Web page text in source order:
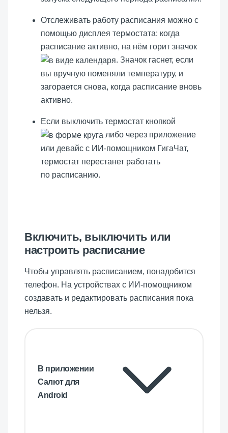
Отслеживать работу расписания можно с
помощью дисплея термостата: когда
расписание активно, на нём горит значок
. Значок гаснет, если
вы вручную поменяли температуру, и
загорается снова, когда расписание вновь
активно.
Если выключить термостат кнопкой
либо через приложение
или девайс с ИИ-помощником ГигаЧат,
термостат перестанет работать
по расписанию.
Включить, выключить или
настроить расписание
Чтобы управлять расписанием, понадобится
телефон. На устройствах с ИИ-помощником
создавать и редактировать расписания пока
нельзя.
В приложении
Салют для
Android